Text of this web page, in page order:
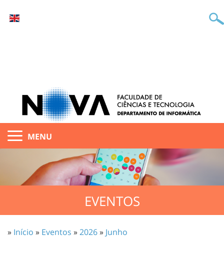
MENU
EVENTOS
» Início » Eventos »2026» Junho